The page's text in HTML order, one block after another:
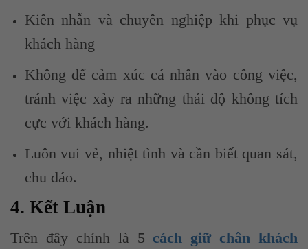
Kiên nhẫn và chuyên nghiệp khi phục vụ
khách hàng
Không để cảm xúc cá nhân vào công việc,
tránh việc xảy ra những thái độ không tích
cực với khách hàng.
Luôn vui vẻ, nhiệt tình và cần biết quan sát,
chu đáo.
4. Kết Luận
Trên đây chính là 5 cách giữ chân khách